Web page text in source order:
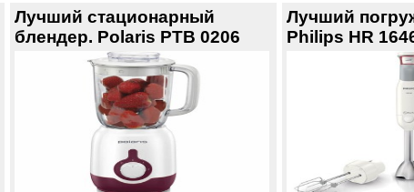
Лучший стационарный
блендер. Polaris PTB 0206
Лучший
Philips HR